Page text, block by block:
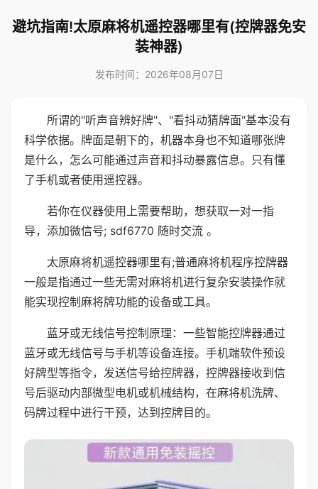
避坑指南!太原麻将机遥控器哪里有(控牌器免安
装神器)
发布时间：2026年08月07日
所谓的"听声音辨好牌"、"看抖动猜牌面"基本没有
科学依据。牌面是朝下的，机器本身也不知道哪张牌
是什么，怎么可能通过声音和抖动暴露信息。只有懂
了手机或者使用遥控器。
若你在仪器使用上需要帮助，想获取一对一指
导，添加微信号; sdf6770 随时交流 。
太原麻将机遥控器哪里有;普通麻将机程序控牌器
一般是指通过一些无需对麻将机进行复杂安装操作就
能实现控制麻将牌功能的设备或工具。
蓝牙或无线信号控制原理：一些智能控牌器通过
蓝牙或无线信号与手机等设备连接。手机端软件预设
好牌型等指令，发送信号给控牌器，控牌器接收到信
号后驱动内部微型电机或机械结构，在麻将机洗牌、
码牌过程中进行干预，达到控牌目的。